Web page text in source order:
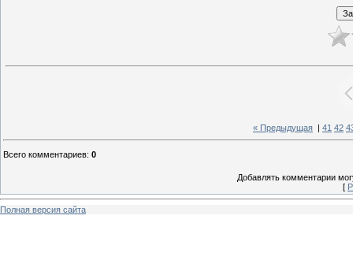
« Предыдущая 41 42
Всего комментариев: 0
Добавлять комментарии
[
Полная версия сайта